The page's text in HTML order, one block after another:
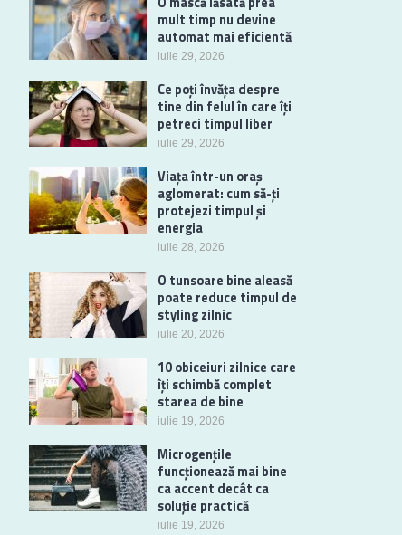
mult timp nu devine
automat mai eficientă
iulie 29, 2026
Ce poți învăța despre
tine din felul în care îți
petreci timpul liber
iulie 29, 2026
Viața într-un oraș
aglomerat: cum să-ți
protejezi timpul și
energia
iulie 28, 2026
O tunsoare bine aleasă
poate reduce timpul de
styling zilnic
iulie 20, 2026
10 obiceiuri zilnice care
îți schimbă complet
starea de bine
iulie 19, 2026
Microgențile
funcționează mai bine
ca accent decât ca
soluție practică
iulie 19, 2026